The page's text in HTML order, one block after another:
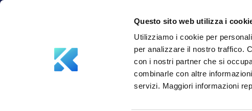
Questo sito web utilizza i
Utilizziamo i cookie per
per analizzare il nostro traffico.
con i nostri partner che si
combinarle con altre
servizi. Maggiori informazioni